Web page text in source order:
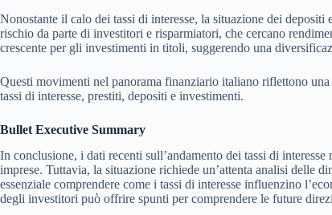
Nonostante il calo dei tassi di interesse, la situazione dei
rischio da parte di investitori e risparmiatori, che cercano
crescente per gli investimenti in titoli, suggerendo una
Questi movimenti nel panorama finanziario italiano riflettono
tassi di interesse, prestiti, depositi e investimenti.
Bullet Executive Summary
In conclusione, i dati recenti sull’andamento dei tassi di
imprese. Tuttavia, la situazione richiede un’attenta analisi delle
essenziale comprendere come i tassi di interesse influenzino
degli investitori può offrire spunti per comprendere le future